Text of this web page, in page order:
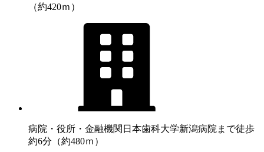
（約420ｍ）
病院・役所・金融機関 日本歯科大学新潟病院まで徒歩
約6分（約480ｍ）